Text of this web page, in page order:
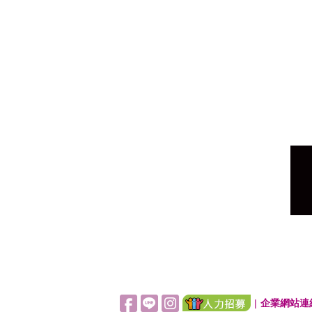
| 企業網站連